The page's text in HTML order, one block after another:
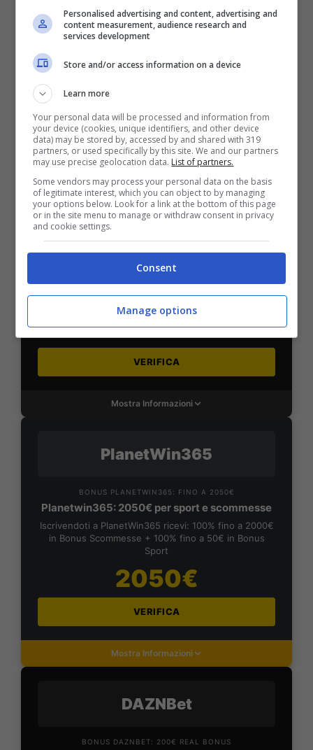
BONUS BENVENUTO LOTTOMATICA: 2050€
Fino a 2050€ bonus scommesse e sport
Per i nuovi utenti della piattaforma: 100% fino a 50€ in
Bonus Scommesse + 100% fino a 2000€ in Bonus
2050€
VERIFICA
Mostra Informazioni
SNAI
Bonus Benvenuto Sport: fino a 1.000€
1000€
VERIFICA
Mostra Informazioni
PlanetWin365
BONUS PLANETWIN365: FINO A 2050€
Planetwin365: 2050€ per sport e scommesse
Iscrivendoti a PlanetWin365 ricevi: 100% fino a 2000€
in Bonus Scommesse + 100% fino a 50€ in Bonus
Sport
2050€
VERIFICA
Mostra Informazioni
DAZNBet
BONUS DAZNBET: 200€ REAL BONUS
Personalised advertising and content, advertising and
content measurement, audience research and
services development
Store and/or access information on a device
Learn more
Your personal data will be processed and information from
your device (cookies, unique identifiers, and other device
data) may be stored by, accessed by and shared with 319
partners, or used specifically by this site. We and our partners
may use precise geolocation data. List of partners.
Some vendors may process your personal data on the basis
of legitimate interest, which you can object to by managing
your options below. Look for a link at the bottom of this page
or in the site menu to manage or withdraw consent in privacy
and cookie settings.
Consent
Manage options